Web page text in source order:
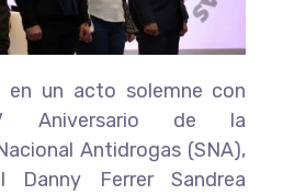
en un acto solemne con
Aniversario de la
Antidrogas (SNA),
Danny Ferrer Sandrea